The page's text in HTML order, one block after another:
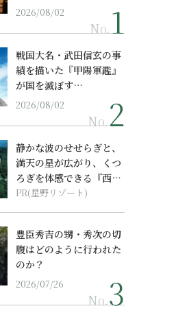
2026/08/02
No.
戦国大名・武田信玄の事
績を描いた『甲陽軍鑑』
が国を滅ぼす…
2026/08/02
No.
静かな波のせせらぎと、
満天の星が広がり、くつ
ろぎを体感できる『西表
島ホテル by...
PR(星野リゾート)
豊臣秀吉の甥・秀次の切
腹はどのように行われた
のか？
2026/07/26
No.